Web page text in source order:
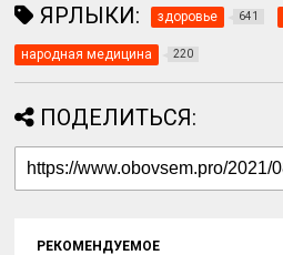
ЯРЛЫКИ: здоровье 641
народная медицина 220
ПОДЕЛИТЬСЯ:
РЕКОМЕНДУЕМОЕ